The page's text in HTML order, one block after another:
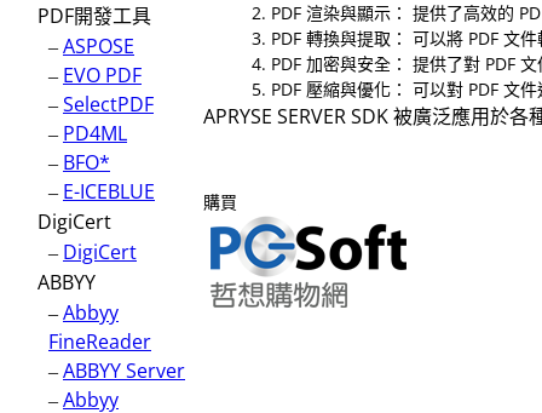
PDF開發工具
–ASPOSE
– EVO PDF
–SelectPDF
– PD4ML
– BFO*
– E-ICEBLUE
DigiCert
– DigiCert
ABBYY
–Abbyy
FineReader
–ABBYY Server
–Abbyy
2. PDF 渲染與顯示： 提供了高效的
3. PDF 轉換與提取： 可以將 PDF 文
4. PDF 加密與安全： 提供了對 PDF
5. PDF 壓縮與優化： 可以對 PDF 文
APRYSE SERVER SDK 被廣泛應用於
購買